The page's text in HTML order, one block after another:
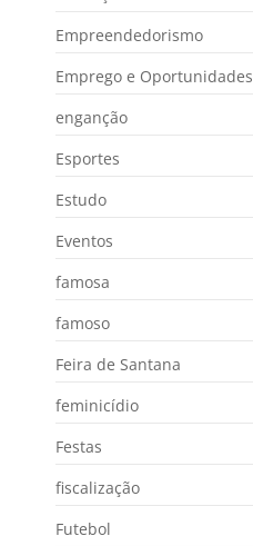
Empreendedorismo
Emprego e Oportunidades
enganção
Esportes
Estudo
Eventos
famosa
famoso
Feira de Santana
feminicídio
Festas
fiscalização
Futebol